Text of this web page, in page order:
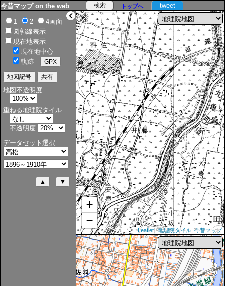
> tweet
今昔マップ on the web トップへ
+
−
Leaflet |地理院タイル ,今昔マップ
1 2
4画面
図郭線表示
現在地表示
現在地中心
軌跡
地図不透明度
重ねる地理院タイル
不透明度
データセット選択